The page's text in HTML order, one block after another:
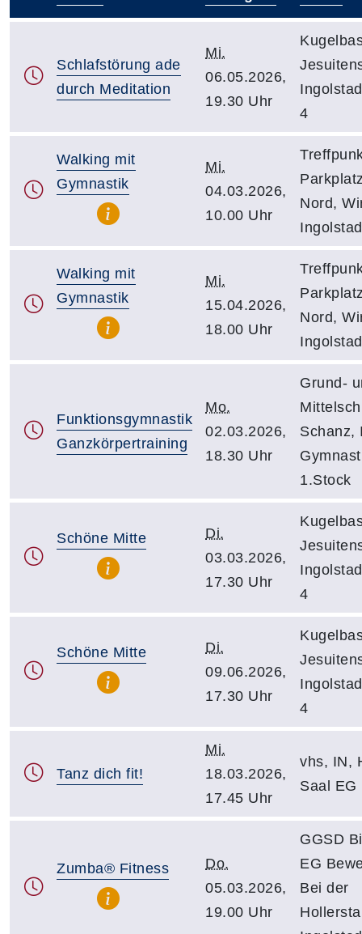
Schlafstörung ade
durch Meditation
Mi.
06.05.2026,
19.30 Uhr
4
Walking mit
Gymnastik
Mi.
04.03.2026,
10.00 Uhr
Nord,
Walking mit
Gymnastik
Mi.
15.04.2026,
18.00 Uhr
Nord,
Funktionsgymnastik
Ganzkörpertraining
Mo.
02.03.2026,
18.30 Uhr
Grund-
Schanz,
1.Stock
Schöne Mitte
Di.
03.03.2026,
17.30 Uhr
4
Schöne Mitte
Di.
09.06.2026,
17.30 Uhr
4
Tanz dich fit!
Mi.
18.03.2026,
17.45 Uhr
vhs, IN,
Saal EG
Zumba® Fitness
Do.
05.03.2026,
19.00 Uhr
GGSD
EG
Bei der